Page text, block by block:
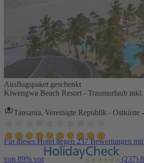
Ausflugspaket geschenkt
Kiwengwa Beach Resort - Traumurlaub inkl.
Tansania, Vereinigte Republik - Ostküste
Für dieses Hotel liegen 237 Bewertungen
von 89% vor (237)